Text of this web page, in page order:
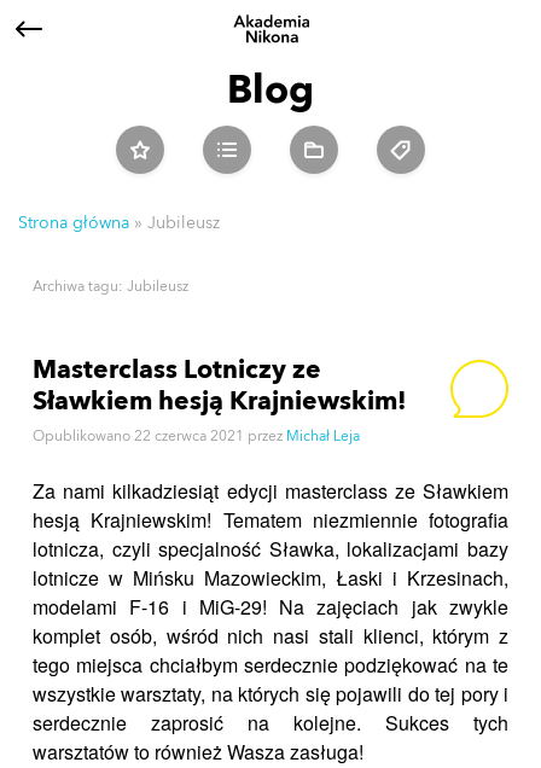
Blog
Strona główna » Jubileusz
Archiwa tagu: Jubileusz
Masterclass Lotniczy ze
Sławkiem hesją Krajniewskim!
Opublikowano 22 czerwca 2021 przez Michał Leja
Za nami kilkadziesiąt edycji masterclass ze Sławkiem
hesją Krajniewskim! Tematem niezmiennie fotografia
lotnicza, czyli specjalność Sławka, lokalizacjami bazy
lotnicze w Mińsku Mazowieckim, Łaski i Krzesinach,
modelami F-16 i MiG-29! Na zajęciach jak zwykle
komplet osób, wśród nich nasi stali klienci, którym z
tego miejsca chciałbym serdecznie podziękować na te
wszystkie warsztaty, na których się pojawili do tej pory i
serdecznie zaprosić na kolejne. Sukces tych
warsztatów to również Wasza zasługa!